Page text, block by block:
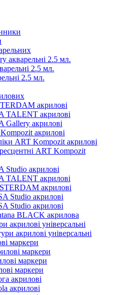
акварельні 2.5 мл.
2.5 мл.
2.5 мл.
акрилові
TALENT акрилові
Gallery акрилові
акрилові
ART Kompozit акрилові
ART Kompozit
Studio акрилові
TALENT акрилові
акрилові
Studio акрилові
Studio акрилові
BLACK акрилова
акрилові універсальні
акрилові універсальні
маркери
маркери
маркери
маркери
акрилові
акрилові